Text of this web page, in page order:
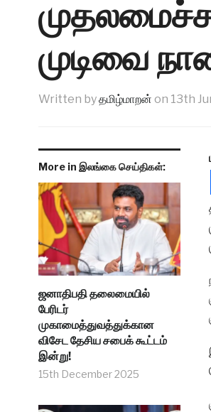
முடிவை
Written byதமிழ்மாறன் on 13th
More in இலங்கை செய்திகள்:
ஜனாதிபதி தலைமையில்
பேரிடர்
முகாமைத்துவத்துக்கான
விசேட தேசிய சபைக் கூட்டம்
இன்று!
15th December 2025